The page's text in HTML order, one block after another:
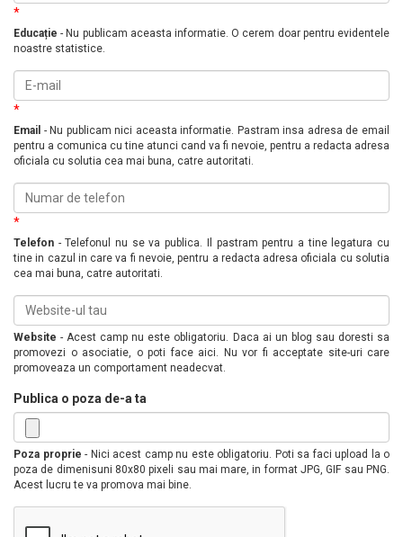
*
Educație - Nu publicam aceasta informatie. O cerem doar pentru evidentele
noastre statistice.
*
Email - Nu publicam nici aceasta informatie. Pastram insa adresa de email
pentru a comunica cu tine atunci cand va fi nevoie, pentru a redacta adresa
oficiala cu solutia cea mai buna, catre autoritati.
*
Telefon - Telefonul nu se va publica. Il pastram pentru a tine legatura cu
tine in cazul in care va fi nevoie, pentru a redacta adresa oficiala cu solutia
cea mai buna, catre autoritati.
Website - Acest camp nu este obligatoriu. Daca ai un blog sau doresti sa
promovezi o asociatie, o poti face aici. Nu vor fi acceptate site-uri care
promoveaza un comportament neadecvat.
Publica o poza de-a ta
Poza proprie - Nici acest camp nu este obligatoriu. Poti sa faci upload la o
poza de dimenisuni 80x80 pixeli sau mai mare, in format JPG, GIF sau PNG.
Acest lucru te va promova mai bine.